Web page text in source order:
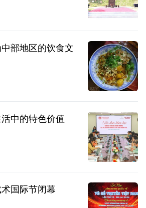
部地区的饮食文
中的特色价值
国际节闭幕